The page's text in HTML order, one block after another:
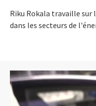
Riku Rokala travaille
dans les secteurs de